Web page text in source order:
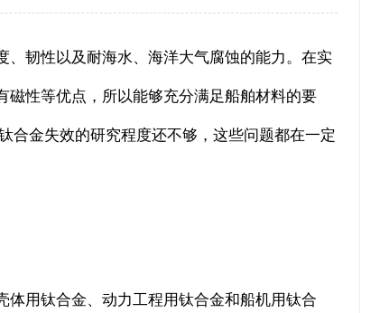
韧性以及耐海水、海洋大气腐蚀的能力。在实
磁性等优点，所以能够充分满足船舶材料的要
合金失效的研究程度还不够，这些问题都在一定
用钛合金、动力工程用钛合金和船机用钛合